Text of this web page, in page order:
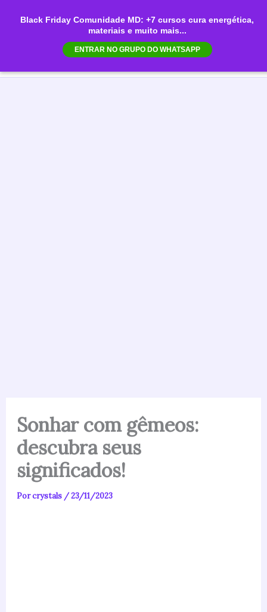
Black Friday Comunidade MD: +7 cursos cura energética,
materiais e muito mais...
ENTRAR NO GRUPO DO WHATSAPP
para
Sonhar com gêmeos:
descubra seus
significados!
Porcrystals /23/11/2023